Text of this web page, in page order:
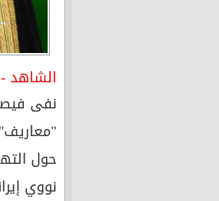
الشاهد -
نفى
حول
نووي